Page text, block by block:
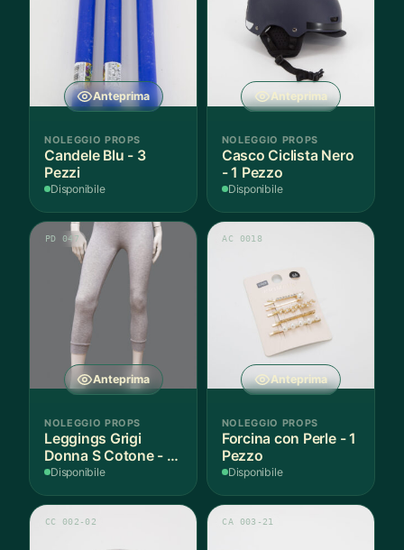
Anteprima
NOLEGGIO PROPS
Candele Blu - 3
Pezzi
Disponibile
Anteprima
NOLEGGIO PROPS
Casco Ciclista Nero
- 1 Pezzo
Disponibile
Anteprima
PD 047
NOLEGGIO PROPS
Leggings Grigi
Donna S Cotone - 1
Paio
Disponibile
Anteprima
AC 0018
NOLEGGIO PROPS
Forcina con Perle - 1
Pezzo
Disponibile
CC 002-02 CA 003-21